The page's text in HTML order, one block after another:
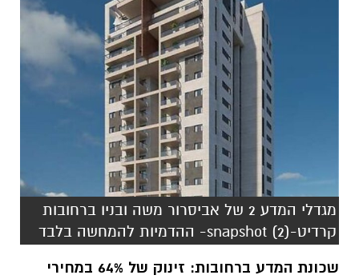
מגדלי המדע 2 של אביסרור משה ובניו ברחובות
קרדיט-snapshot (2)- ההדמיות להמחשה בלבד
שכונת המדע ברחובות: זינוק של 64% במחירי